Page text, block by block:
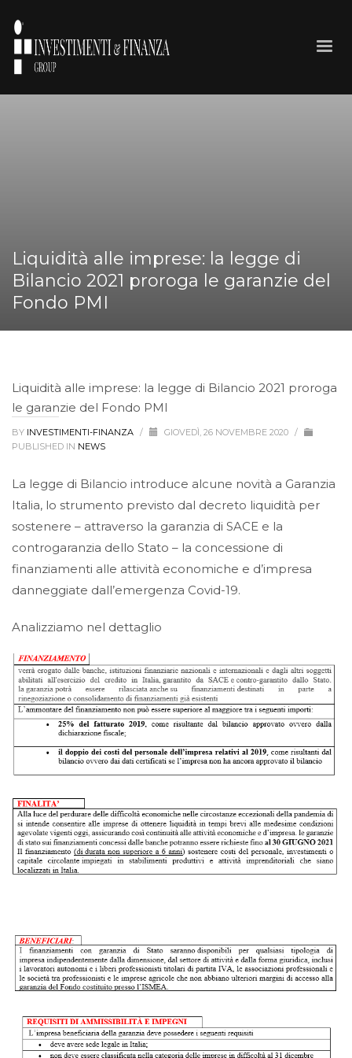
Liquidità alle imprese: la legge di
Bilancio 2021 proroga le garanzie del
Fondo PMI
Liquidità alle imprese: la legge di Bilancio 2021 proroga
le garanzie del Fondo PMI
BY INVESTIMENTI-FINANZA / GIOVEDÌ, 26 NOVEMBRE 2020 /
PUBLISHED IN NEWS
La legge di Bilancio introduce alcune novità a Garanzia
Italia, lo strumento previsto dal decreto liquidità per
sostenere – attraverso la garanzia di SACE e la
controgaranzia dello Stato – la concessione di
finanziamenti alle attività economiche e d’impresa
danneggiate dall’emergenza Covid-19.
Analizziamo nel dettaglio